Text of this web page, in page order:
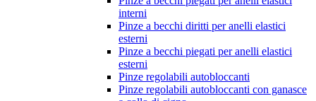
interni
Pinze a becchi diritti per anelli elastici
esterni
Pinze a becchi piegati per anelli elastici
esterni
Pinze regolabili autobloccanti
Pinze regolabili autobloccanti con ganasce